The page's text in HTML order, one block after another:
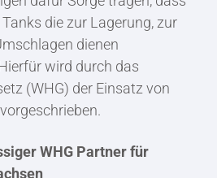
die zur Lagerung, zur
dienen
wird durch das
(WHG) der Einsatz von
WHG Partner für